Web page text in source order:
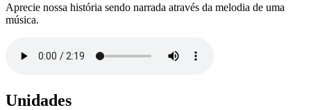
Aprecie nossa história sendo narrada através da melodia de uma
música.
Unidades